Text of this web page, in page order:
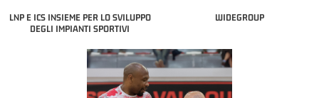
LNP E ICS INSIEME PER LO SVILUPPO
DEGLI IMPIANTI SPORTIVI
WIDEGROUP